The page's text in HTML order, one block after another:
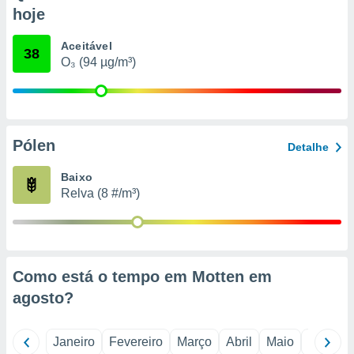
qual se
tal,
ou opor-
qualquer
o
num
hoje
38 Aceitável
O₃ (94 µg/m³)
Pólen Detalhe
Baixo
Relva (8 #/m³)
Como está o tempo em Motten em
agosto?
Janeiro Fevereiro Março Abril Maio Junho